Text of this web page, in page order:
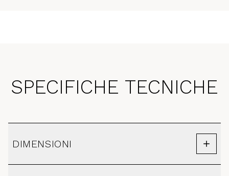
SPECIFICHE TECNICHE
DIMENSIONI